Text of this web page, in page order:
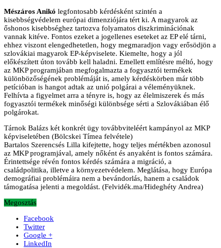
Mészáros Anikó legfontosabb kérdésként szintén a
kisebbségvédelem európai dimenziójára tért ki. A magyarok az
őshonos kisebbséghez tartozva folyamatos diszkriminációnak
vannak kitéve. Fontos ezeket a jogellenes eseteket az EP elé tárni,
ehhez viszont elengedhetetlen, hogy megmaradjon vagy erősödjön a
szlovákiai magyarok EP-képviselete. Kiemelte, hogy a jól
előkészített úton tovább kell haladni. Emellett említésre méltó, hogy
az MKP programjában megfogalmazta a fogyasztói termékek
különbözőségének problémáját is, amely kérdéskörben már több
petícióban is hangot adtak az unió polgárai a véleményüknek.
Felhívta a figyelmet arra a tényre is, hogy az élelmiszerek és más
fogyasztói termékek minőségi különbsége sérti a Szlovákiában élő
polgárokat.
Tárnok Balázs két konkrét ügy továbbviteléért kampányol az MKP
képviseletében (Bölcskei Tímea felvétele)
Bartalos Szerencsés Lilla kifejtette, hogy teljes mértékben azonosul
az MKP programjával, amely nőként és anyaként is fontos számára.
Érintettsége révén fontos kérdés számára a migráció, a
családpolitika, illetve a környezetvédelem. Meglátása, hogy Európa
demográfiai problémáira nem a bevándorlás, hanem a családok
támogatása jelenti a megoldást. (Felvidék.ma/Hideghéty Andrea)
Megosztás
Facebook
Twitter
Google +
LinkedIn